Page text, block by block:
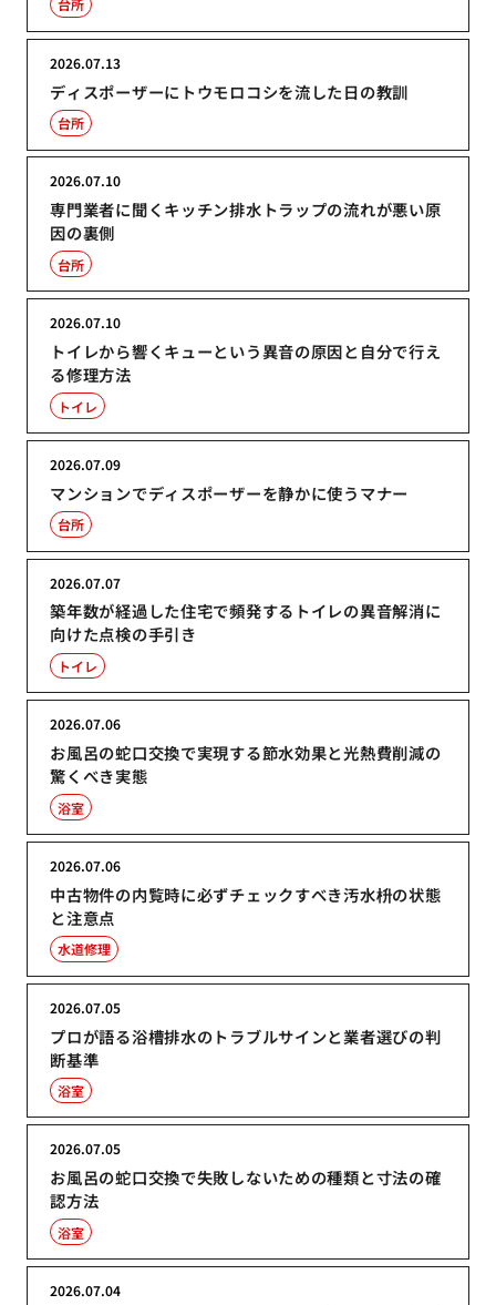
台所
ディスポーザーにトウモロコシを流した日の教訓
2026.07.13
台所
専門業者に聞くキッチン排水トラップの流れが悪い原
因の裏側
2026.07.10
台所
トイレから響くキューという異音の原因と自分で行え
る修理方法
2026.07.10
トイレ
マンションでディスポーザーを静かに使うマナー
2026.07.09
台所
築年数が経過した住宅で頻発するトイレの異音解消に
向けた点検の手引き
2026.07.07
トイレ
お風呂の蛇口交換で実現する節水効果と光熱費削減の
驚くべき実態
2026.07.06
浴室
中古物件の内覧時に必ずチェックすべき汚水枡の状態
と注意点
2026.07.06
水道修理
プロが語る浴槽排水のトラブルサインと業者選びの判
断基準
2026.07.05
浴室
お風呂の蛇口交換で失敗しないための種類と寸法の確
認方法
2026.07.05
浴室
2026.07.04